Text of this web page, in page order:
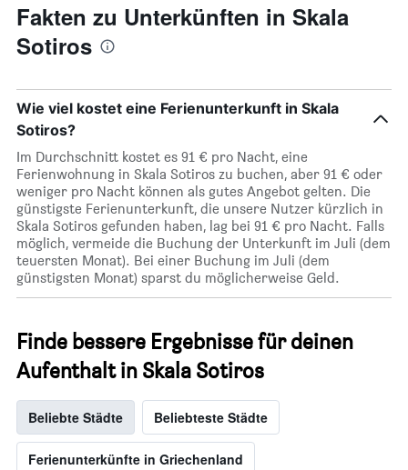
Fakten zu Unterkünften in Skala
Sotiros
Wie viel kostet eine Ferienunterkunft in Skala
Sotiros?
Im Durchschnitt kostet es 91 € pro Nacht, eine
Ferienwohnung in Skala Sotiros zu buchen, aber 91 € oder
weniger pro Nacht können als gutes Angebot gelten. Die
günstigste Ferienunterkunft, die unsere Nutzer kürzlich in
Skala Sotiros gefunden haben, lag bei 91 € pro Nacht. Falls
möglich, vermeide die Buchung der Unterkunft im Juli (dem
teuersten Monat). Bei einer Buchung im Juli (dem
günstigsten Monat) sparst du möglicherweise Geld.
Finde bessere Ergebnisse für deinen
Aufenthalt in Skala Sotiros
Beliebte Städte Beliebteste Städte
Ferienunterkünfte in Griechenland